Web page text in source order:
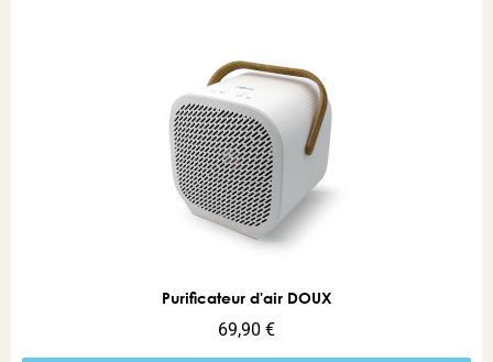
Aperçu rapide
Purificateur d'air DOUX
69,90 €